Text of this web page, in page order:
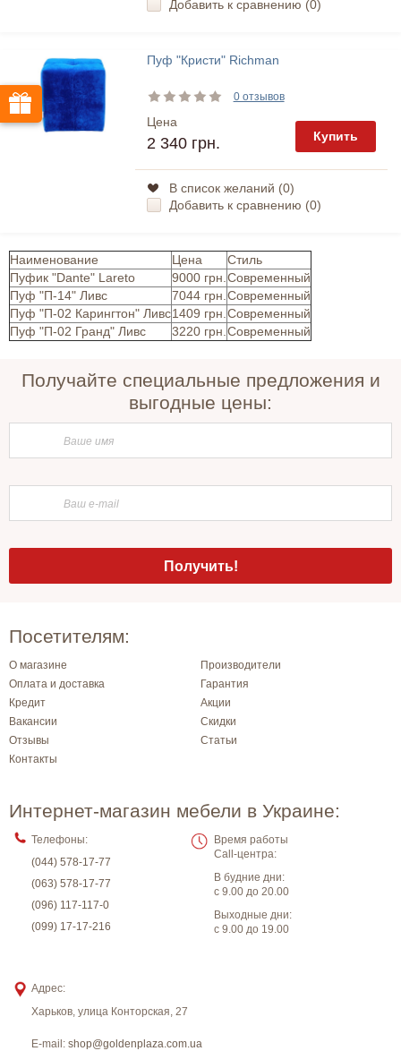
Добавить к сравнению (0)
Пуф "Кристи" Richman
0 отзывов
Цена
2 340 грн. Купить
В список желаний (0)
Добавить к сравнению (0)
Наименование Цена
Стиль
Пуфик "Dante" Lareto
9000 грн. Современный
Пуф "П-14" Ливс
7044 грн. Современный
Пуф "П-02 Карингтон" Ливс1409 грн. Современный
Пуф "П-02 Гранд" Ливс
3220 грн. Современный
Получайте специальные предложения и
выгодные цены:
Посетителям:
О магазине
Производители
Оплата и доставка
Гарантия
Кредит
Акции
Вакансии
Скидки
Отзывы
Статьи
Контакты
Интернет-магазин мебели в Украине:
Телефоны:
(044) 578-17-77
(063) 578-17-77
(096) 117-117-0
(099) 17-17-216
Время работы
Call-центра:
В будние дни:
с 9.00 до 20.00
Выходные дни:
с 9.00 до 19.00
Адрес:
Харьков, улица Конторская, 27
E-mail: shop@goldenplaza.com.ua